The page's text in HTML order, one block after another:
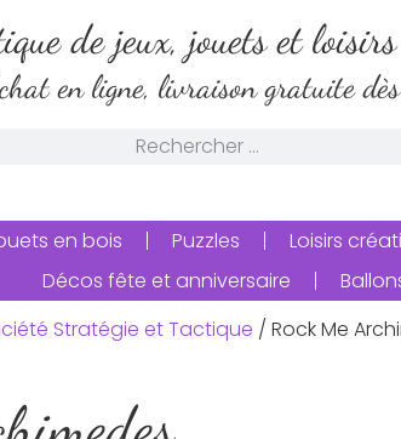
de jeux, jouets et
en ligne, livraison gratuite
en bois Puzzles Loisirs
Décos fête et anniversaire
Stratégie et Tactique / Rock Me